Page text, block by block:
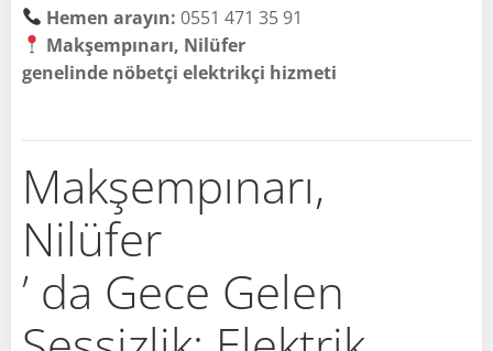
Hemen arayın: 0551 471 35 91
Makşempınarı, Nilüfer
genelinde nöbetçi elektrikçi hizmeti
Makşempınarı,
Nilüfer
’ da Gece Gelen